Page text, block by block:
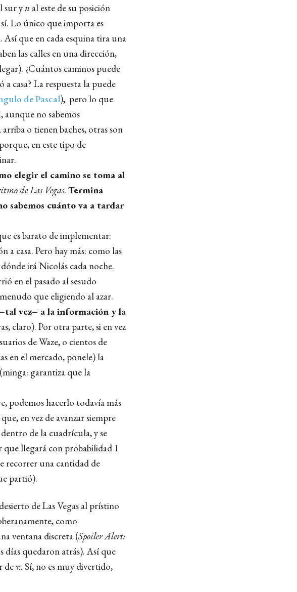
sur yn al este de su posición
Lo único que importa es
Así que en cada esquina tira una
las calles en una dirección,
¿Cuántos caminos puede
casa? La respuesta la puede
de Pascal), pero lo que
aunque no sabemos
o tienen baches, otras son
en este tipo de
elegir el camino se toma al
de Las Vegas. Termina
sabemos cuánto va a tardar
es barato de implementar:
a casa. Pero hay más: como las
irá Nicolás cada noche.
en el pasado al sesudo
que eligiendo al azar.
tal vez− a la información y la
claro). Por otra parte, si en vez
de Waze, o cientos de
en el mercado, ponele) la
garantiza que la
podemos hacerlo todavía más
en vez de avanzar siempre
de la cuadrícula, y se
que llegará con probabilidad 1
recorrer una cantidad de
partió).
de Las Vegas al prístino
como
ventana discreta (Spoiler Alert:
días quedaron atrás). Así que
de π. Sí, no es muy divertido,